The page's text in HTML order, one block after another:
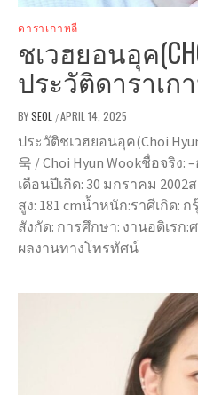
ดาราเกาหลี
ชเวฮยอนอุค
ประวัติดาราเก
BYSEOL /APRIL 14, 2025
ประวัติชเวฮยอนอุค(Choi
욱 / Choi Hyun Wookชื่อจริง
เดือนปีเกิด: 30 มกราคม
สูง: 181 cmน้ำหนัก:ราศีเกิด:
สังกัด: การศึกษา: งานอดิเรก:
ผลงานทางโทรทัศน์